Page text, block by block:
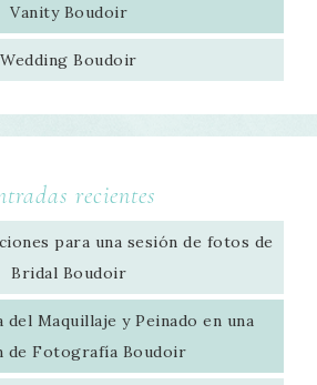
Vanity Boudoir
Wedding Boudoir
recientes
para una sesión de fotos de
Bridal Boudoir
Maquillaje y Peinado en una
de Fotografía Boudoir